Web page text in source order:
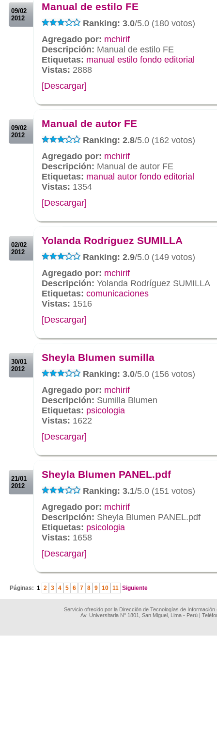
09/02
2012
Manual de estilo FE
Ranking: 3.0/5.0 (180 votos)
Agregado por: mchirif
Descripción: Manual de estilo FE
Etiquetas: manual estilo fondo editorial
Vistas: 2888
[Descargar]
09/02
2012
Manual de autor FE
Ranking: 2.8/5.0 (162 votos)
Agregado por: mchirif
Descripción: Manual de autor FE
Etiquetas: manual autor fondo editorial
Vistas: 1354
[Descargar]
02/02
2012
Yolanda Rodríguez SUMILLA
Ranking: 2.9/5.0 (149 votos)
Agregado por: mchirif
Descripción: Yolanda Rodríguez SUMILLA
Etiquetas: comunicaciones
Vistas: 1516
[Descargar]
30/01
2012
Sheyla Blumen sumilla
Ranking: 3.0/5.0 (156 votos)
Agregado por: mchirif
Descripción: Sumilla Blumen
Etiquetas: psicologia
Vistas: 1622
[Descargar]
21/01
2012
Sheyla Blumen PANEL.pdf
Ranking: 3.1/5.0 (151 votos)
Agregado por: mchirif
Descripción: Sheyla Blumen PANEL.pdf
Etiquetas: psicologia
Vistas: 1658
[Descargar]
Páginas: 1 2 3 4 5 6 7 8 9 10 11 Siguiente
Servicio ofrecido por la Dirección de Tecnologías de
Av. Universitaria N° 1801, San Miguel, Lima - Perú |